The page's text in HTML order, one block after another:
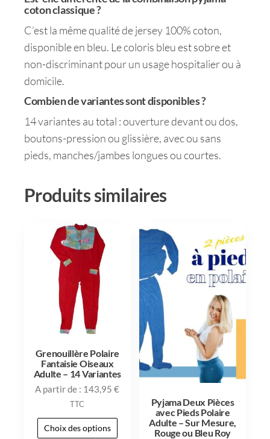
coton classique ?
C’est la même qualité de jersey 100% coton,
disponible en bleu. Le coloris bleu est sobre et
non-discriminant pour un usage hospitalier ou à
domicile.
Combien de variantes sont disponibles ?
14 variantes au total : ouverture devant ou dos,
boutons-pression ou glissière, avec ou sans
pieds, manches/jambes longues ou courtes.
Produits similaires
Grenouillère Polaire
Fantaisie Oiseaux
Adulte – 14 Variantes
A partir de : 143,95€
TTC
Choix des options
Pyjama Deux Pièces
avec Pieds Polaire
Adulte – Sur Mesure,
Rouge ou Bleu Roy